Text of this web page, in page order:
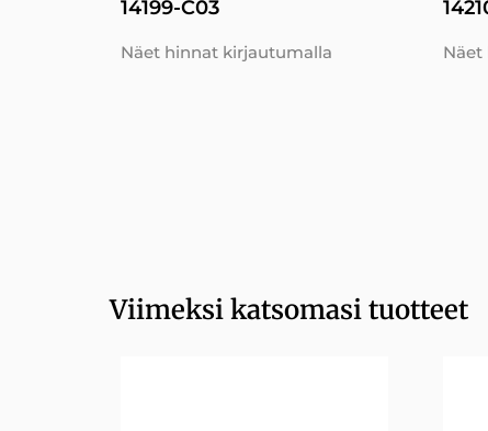
14199-C03
Näet hinnat kirjautumalla
Viimeksi katsomasi tuotteet